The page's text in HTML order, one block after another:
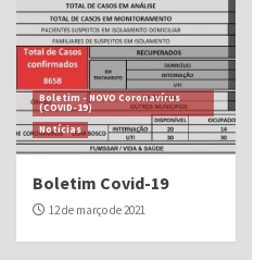
Boletim - NOVO Coronavírus
(COVID-19)
Notícias
Boletim Covid-19
12 de março de 2021